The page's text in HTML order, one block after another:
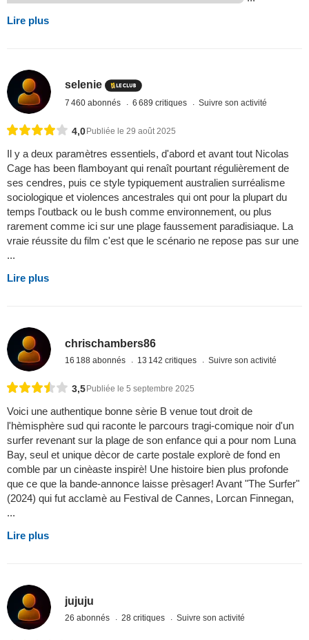
Lire plus
selenie
7 460 abonnés 6 689 critiques Suivre son activité
4,0 Publiée le 29 août 2025
Il y a deux paramètres essentiels, d'abord et avant tout Nicolas
Cage has been flamboyant qui renaît pourtant régulièrement de
ses cendres, puis ce style typiquement australien surréalisme
sociologique et violences ancestrales qui ont pour la plupart du
temps l'outback ou le bush comme environnement, ou plus
rarement comme ici sur une plage faussement paradisiaque. La
vraie réussite du film c'est que le scénario ne repose pas sur une
...
Lire plus
chrischambers86
16 188 abonnés 13 142 critiques Suivre son activité
3,5 Publiée le 5 septembre 2025
Voici une authentique bonne sèrie B venue tout droit de
l'hèmisphère sud qui raconte le parcours tragi-comique noir d'un
surfer revenant sur la plage de son enfance qui a pour nom Luna
Bay, seul et unique dècor de carte postale explorè de fond en
comble par un cinèaste inspirè! Une histoire bien plus profonde
que ce que la bande-annonce laisse prèsager! Avant "The Surfer"
(2024) qui fut acclamè au Festival de Cannes, Lorcan Finnegan,
...
Lire plus
jujuju
26 abonnés 28 critiques Suivre son activité